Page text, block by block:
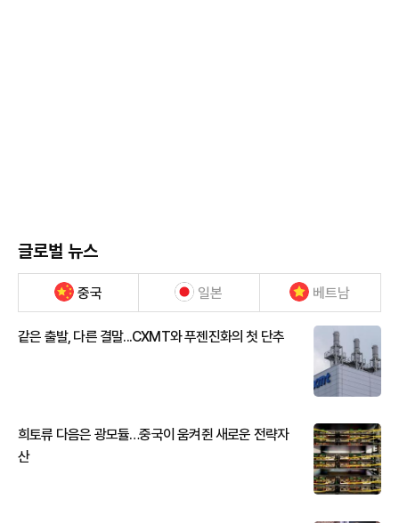
글로벌 뉴스
중국 일본 베트남
같은 출발, 다른 결말...CXMT와 푸젠진화의 첫 단추
희토류 다음은 광모듈…중국이 움켜쥔 새로운 전략자
산